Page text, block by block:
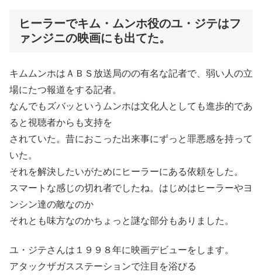
ヒーラーでキム・ムンホ役のユ・ジテはフ
ァンジニの映画にも出てた。
キムムンホはＡＢＳ放送局のの有名な記者で、弱い人の立
場にたつ報道をする記者。
なんでもズバッというムンホは文化人としても進歩的であ
ると視聴者からも支持を
されていた。昔におこった出来事にずっと罪悪感を持って
いた。
それを解決したいがためにヒーラーにある依頼をした。
スマートな感じの切れ者でしたね。はじめはヒーラーやヨ
ンシン達の敵なのか
それとも味方なのかちょっと謎な部分もありました。
ユ・ジテさんは１９９８年に映画デビューをします。
アタックザガスステーションで注目を浴びる